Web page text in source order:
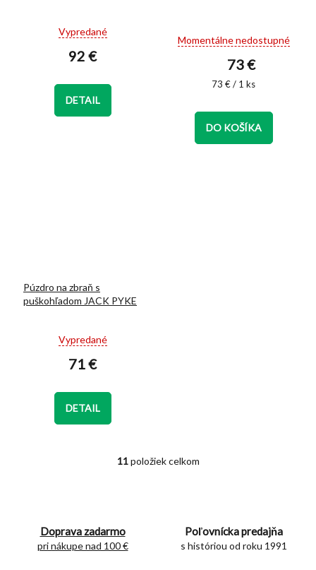
Priemerné
hodnotenie
produktu
z
5
Vypredané
92 €
DETAIL
Momentálne nedostupné
73 €
Jednotková
73 € / 1 ks
DO KOŠÍKA
Púzdro na zbraň s
puškohľadom JACK PYKE
Priemerné
hodnotenie
produktu
z
5
Vypredané
71 €
DETAIL
O
11položiek celkom
Doprava zadarmo
pri nákupe nad 100 €
Poľovnícka predajňa
s históriou od roku 1991